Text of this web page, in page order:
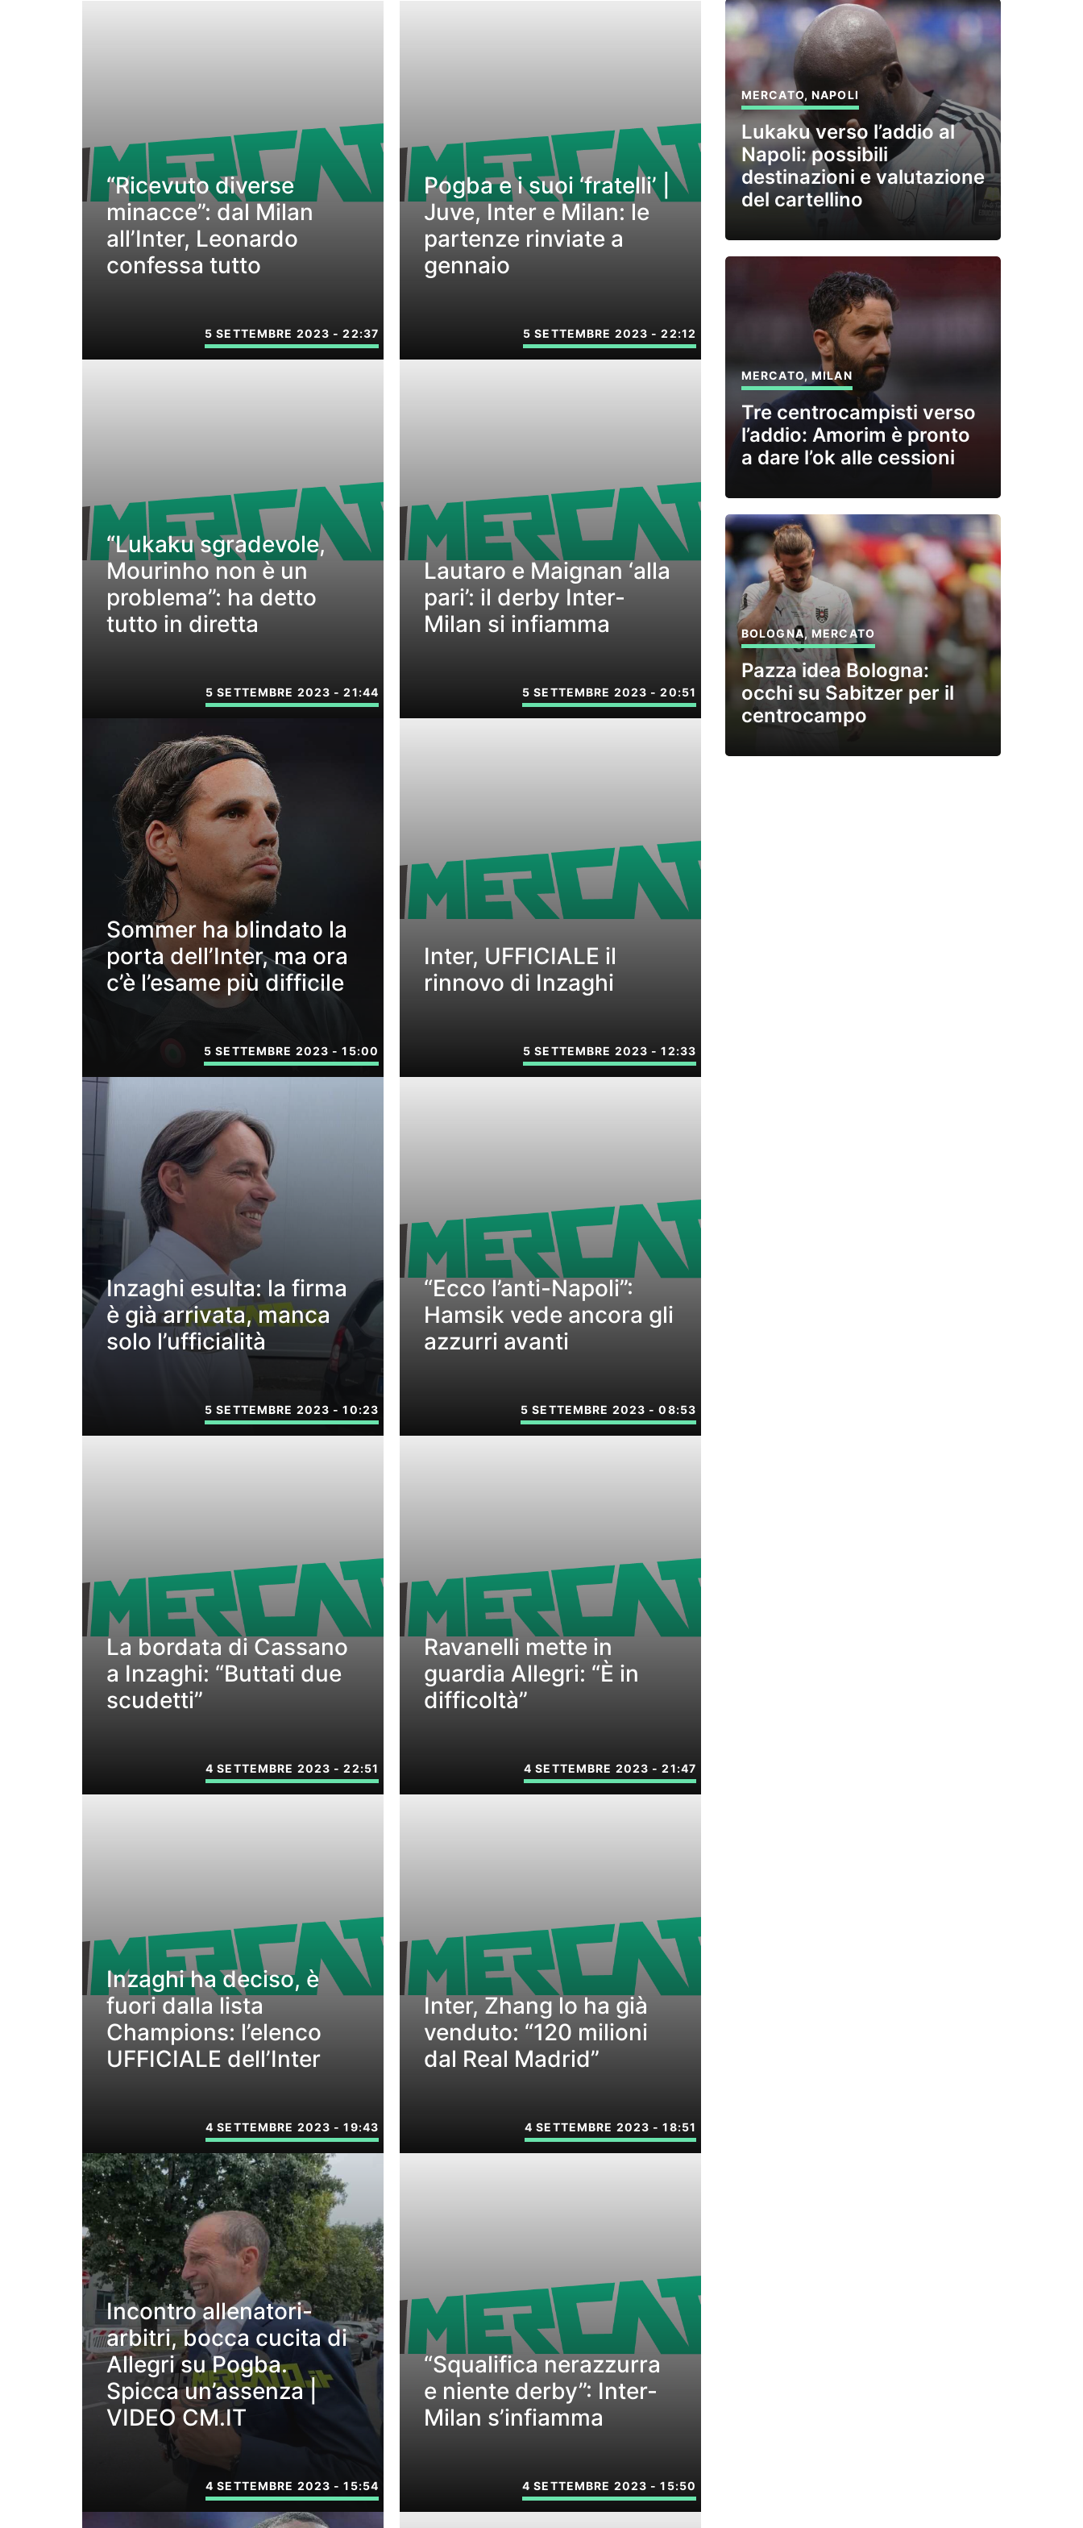
“Ricevuto diverse
minacce”: dal Milan
all’Inter, Leonardo
confessa tutto
5 SETTEMBRE 2023 - 22:37
Pogba e i suoi ‘fratelli’ |
Juve, Inter e Milan: le
partenze rinviate a
gennaio
5 SETTEMBRE 2023 - 22:12
“Lukaku sgradevole,
Mourinho non è un
problema”: ha detto
tutto in diretta
5 SETTEMBRE 2023 - 21:44
Lautaro e Maignan ‘alla
pari’: il derby Inter-
Milan si infiamma
5 SETTEMBRE 2023 - 20:51
Sommer ha blindato la
porta dell’Inter, ma ora
c’è l’esame più difficile
5 SETTEMBRE 2023 - 15:00
Inter, UFFICIALE il
rinnovo di Inzaghi
5 SETTEMBRE 2023 - 12:33
Inzaghi esulta: la firma
è già arrivata, manca
solo l’ufficialità
5 SETTEMBRE 2023 - 10:23
“Ecco l’anti-Napoli”:
Hamsik vede ancora gli
azzurri avanti
5 SETTEMBRE 2023 - 08:53
La bordata di Cassano
a Inzaghi: “Buttati due
scudetti”
4 SETTEMBRE 2023 - 22:51
Ravanelli mette in
guardia Allegri: “È in
difficoltà”
4 SETTEMBRE 2023 - 21:47
Inzaghi ha deciso, è
fuori dalla lista
Champions: l’elenco
UFFICIALE dell’Inter
4 SETTEMBRE 2023 - 19:43
Inter, Zhang lo ha già
venduto: “120 milioni
dal Real Madrid”
4 SETTEMBRE 2023 - 18:51
Incontro allenatori-
arbitri, bocca cucita di
Allegri su Pogba.
Spicca un’assenza |
VIDEO CM.IT
4 SETTEMBRE 2023 - 15:54
“Squalifica nerazzurra
e niente derby”: Inter-
Milan s’infiamma
4 SETTEMBRE 2023 - 15:50
MERCATO,NAPOLI
Lukaku verso l’addio al
Napoli: possibili
destinazioni e valutazione
del cartellino
MERCATO,MILAN
Tre centrocampisti verso
l’addio: Amorim è pronto
a dare l’ok alle cessioni
BOLOGNA,MERCATO
Pazza idea Bologna:
occhi su Sabitzer per il
centrocampo